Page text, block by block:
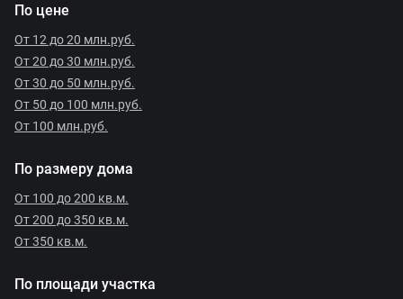
По цене
От 12 до 20 млн.руб.
От 20 до 30 млн.руб.
От 30 до 50 млн.руб.
От 50 до 100 млн.руб.
От 100 млн.руб.
По размеру дома
От 100 до 200 кв.м.
От 200 до 350 кв.м.
От 350 кв.м.
По площади участка